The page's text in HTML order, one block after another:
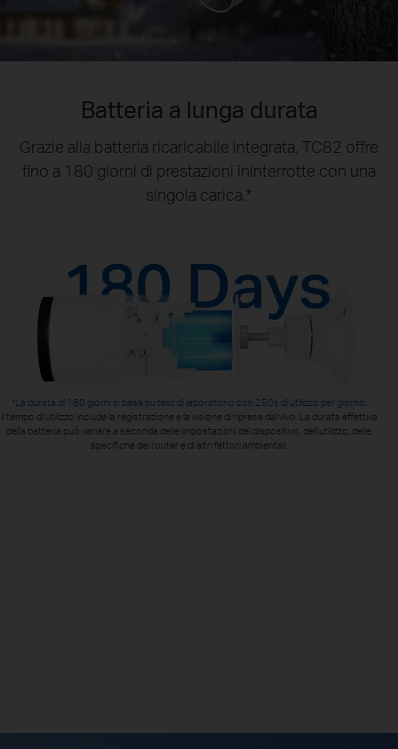
Batteria a lunga durata
Grazie alla batteria ricaricabile integrata, TC82 offre
fino a 180 giorni di prestazioni ininterrotte con una
singola carica.*
*La durata di 180 giorni si basa su test di laboratorio con 250s di utilizzo per giorno.
Il tempo di utilizzo include la registrazione e la visione di riprese dal vivo. La durata effettiva
della batteria può variare a seconda delle impostazioni del dispositivo, dell'utilizzo, delle
specifiche del router e di altri fattori ambientali.